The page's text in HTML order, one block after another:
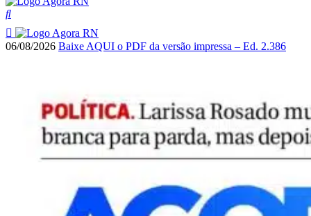
06/08/2026 Baixe AQUI o PDF da versão impressa – Ed. 2.386